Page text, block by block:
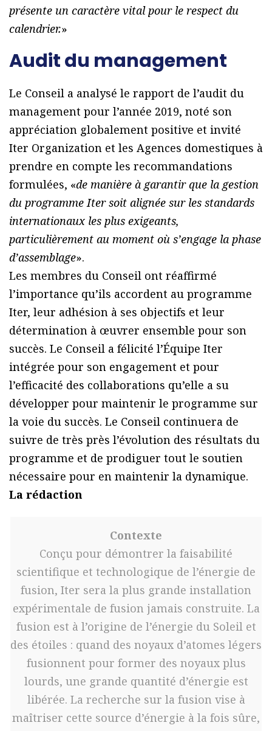
présente un caractère vital pour le respect du
calendrier.»
Audit du management
Le Conseil a analysé le rapport de l’audit du
management pour l’année 2019, noté son
appréciation globalement positive et invité
Iter Organization et les Agences domestiques à
prendre en compte les recommandations
formulées, «de manière à garantir que la gestion
du programme Iter soit alignée sur les standards
internationaux les plus exigeants,
particulièrement au moment où s’engage la phase
d’assemblage».
Les membres du Conseil ont réaffirmé
l’importance qu’ils accordent au programme
Iter, leur adhésion à ses objectifs et leur
détermination à œuvrer ensemble pour son
succès. Le Conseil a félicité l’Équipe Iter
intégrée pour son engagement et pour
l’efficacité des collaborations qu’elle a su
développer pour maintenir le programme sur
la voie du succès. Le Conseil continuera de
suivre de très près l’évolution des résultats du
programme et de prodiguer tout le soutien
nécessaire pour en maintenir la dynamique.
La rédaction
Contexte
Conçu pour démontrer la faisabilité
scientifique et technologique de l’énergie de
fusion, Iter sera la plus grande installation
expérimentale de fusion jamais construite. La
fusion est à l’origine de l’énergie du Soleil et
des étoiles : quand des noyaux d’atomes légers
fusionnent pour former des noyaux plus
lourds, une grande quantité d’énergie est
libérée. La recherche sur la fusion vise à
maîtriser cette source d’énergie à la fois sûre,